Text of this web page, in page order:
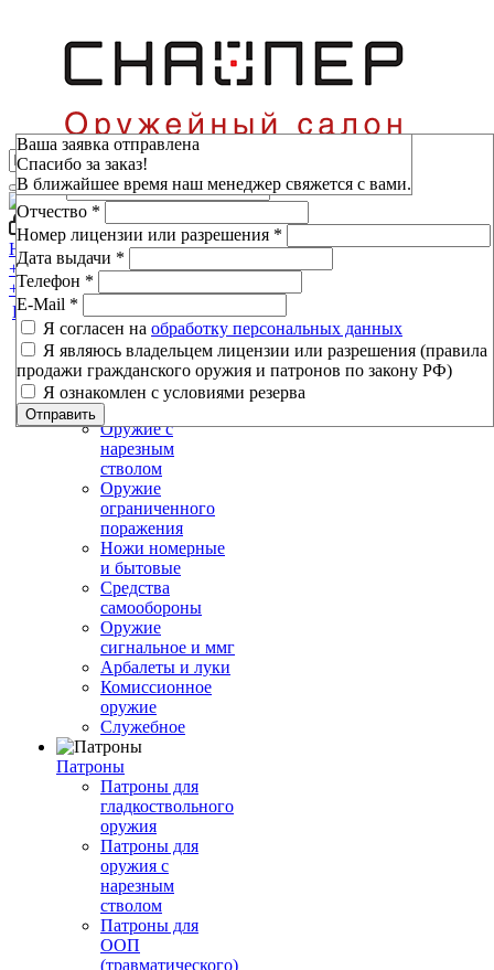
ВойтиМой кабинет
Н.Новгород, пр-т Ленина, 80
+7 (800) 333-16-53
+7 (800) 333-16-53
Каталог
Оружие
Оружие
гладкоствольное
Оружие с
нарезным
стволом
Оружие
ограниченного
поражения
Ножи номерные
и бытовые
Средства
самообороны
Оружие
сигнальное и ммг
Арбалеты и луки
Комиссионное
оружие
Служебное
Патроны
Патроны для
гладкоствольного
оружия
Патроны для
оружия с
нарезным
стволом
Патроны для
ООП
(травматического)
Зарезервировать
Фамилия*
Имя*
Отчество *
Номер лицензии или разрешения *
Дата выдачи *
Телефон *
E-Mail *
Я согласен на обработку персональных данных
Я являюсь владельцем лицензии или разрешения (правила
продажи гражданского оружия и патронов по закону РФ)
Я ознакомлен с условиями резерва
Отправить
Ваша заявка отправлена
Спасибо за заказ!
В ближайшее время наш менеджер свяжется с вами.